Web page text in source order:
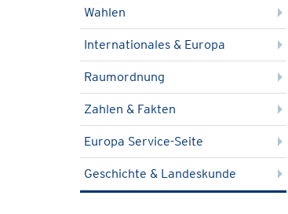
Wahlen
Internationales & Europa
Raumordnung
Zahlen & Fakten
Europa Service-Seite
Geschichte & Landeskunde